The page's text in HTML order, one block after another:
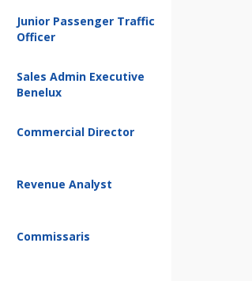
Junior Passenger Traffic
Officer
Sales Admin Executive
Benelux
Commercial Director
Revenue Analyst
Commissaris